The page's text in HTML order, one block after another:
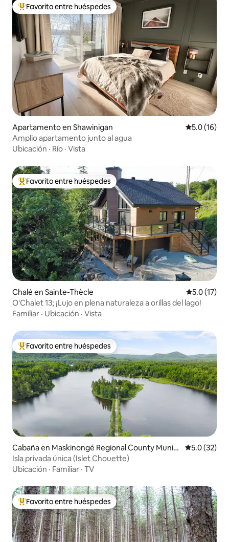
Favorito entre huéspedes preferido
Favorito entre huéspedes
Apartamento en Shawinigan Calificación
5.0 (16)
Amplio apartamento junto al agua
Ubicación · Río · Vista
Favorito entre huéspedes preferido
Favorito entre huéspedes
Chalé en Sainte-Thècle Calificación
5.0 (17)
O'Chalet 13; ¡Lujo en plena naturaleza a orillas del lago!
Familiar · Ubicación · Vista
Favorito entre huéspedes preferido
Favorito entre huéspedes
Cabaña en Maskinongé Regional County Munici
pality
Calificación
5.0 (32)
Isla privada única (Islet Chouette)
Ubicación · Familiar · TV
Favorito entre huéspedes preferido
Favorito entre huéspedes